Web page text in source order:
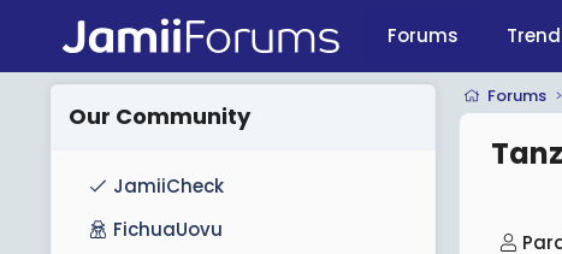
Forums
Forums
T
Our Community
JamiiCheck
FichuaUovu